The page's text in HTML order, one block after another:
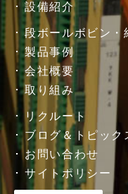
設備紹介
段ボールボビン・
製品事例
会社概要
取り組み
リクルート
ブログ＆トピック
お問い合わせ
サイトポリシー